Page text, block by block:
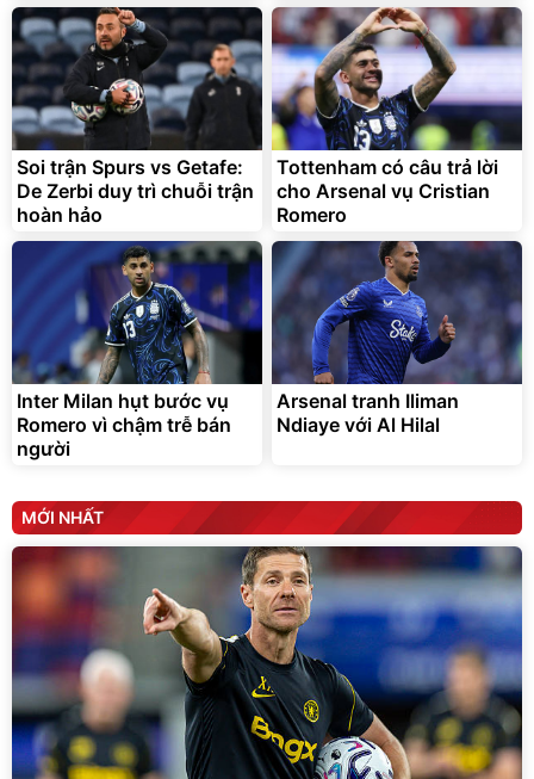
Soi trận Spurs vs Getafe:
De Zerbi duy trì chuỗi trận
hoàn hảo
Tottenham có câu trả lời
cho Arsenal vụ Cristian
Romero
Inter Milan hụt bước vụ
Romero vì chậm trễ bán
người
Arsenal tranh Iliman
Ndiaye với Al Hilal
MỚI NHẤT